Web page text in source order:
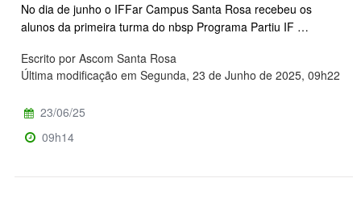
No dia de junho o IFFar Campus Santa Rosa recebeu os
alunos da primeira turma do nbsp Programa Partiu IF …
Escrito por Ascom Santa Rosa
Última modificação em Segunda, 23 de Junho de 2025, 09h22
23/06/25
09h14